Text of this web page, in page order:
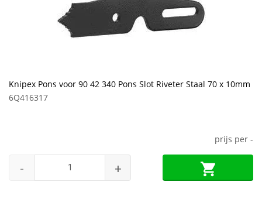
Knipex Pons voor 90 42 340 Pons Slot Riveter Staal 70 x 10mm
6Q416317
prijs per -
- +